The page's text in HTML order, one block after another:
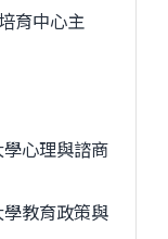
育中心主
心理與諮商
教育政策與